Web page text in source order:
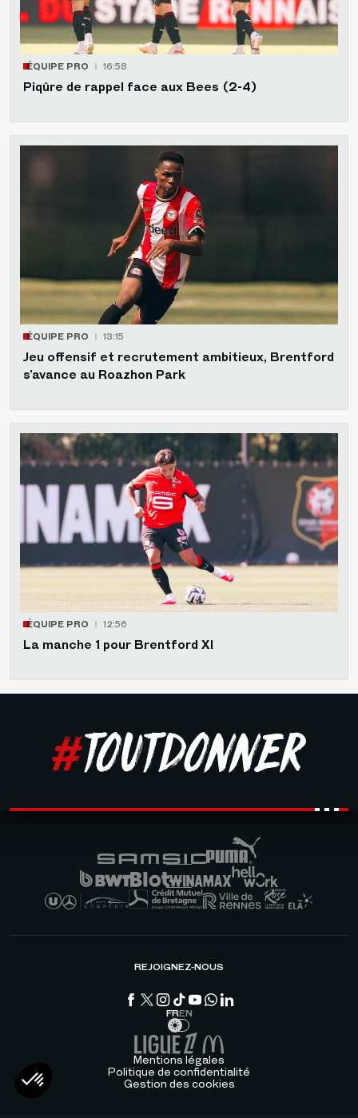
ÉQUIPE PRO 16:58
Piqûre de rappel face aux Bees (2-4)
ÉQUIPE PRO 13:15
Jeu offensif et recrutement ambitieux, Brentford
s’avance au Roazhon Park
ÉQUIPE PRO 12:56
La manche 1 pour Brentford XI
REJOIGNEZ-NOUS
FREN
Mentions légales
Politique de confidentialité
Gestion des cookies